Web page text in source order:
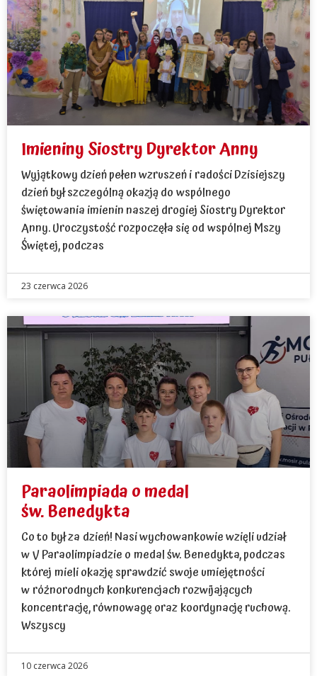
Imieniny Siostry Dyrektor Anny
Wyjątkowy dzień pełen wzruszeń i radości Dzisiejszy
dzień był szczególną okazją do wspólnego
świętowania imienin naszej drogiej Siostry Dyrektor
Anny. Uroczystość rozpoczęła się od wspólnej Mszy
Świętej, podczas
23 czerwca 2026
Paraolimpiada o medal
św. Benedykta
Co to był za dzień! Nasi wychowankowie wzięli udział
w V Paraolimpiadzie o medal św. Benedykta, podczas
której mieli okazję sprawdzić swoje umiejętności
w różnorodnych konkurencjach rozwijających
koncentrację, równowagę oraz koordynację ruchową.
Wszyscy
10 czerwca 2026